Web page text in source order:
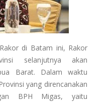
di Batam ini, Rakor
selanjutnya akan
Barat. Dalam waktu
yang direncanakan
BPH Migas, yaitu